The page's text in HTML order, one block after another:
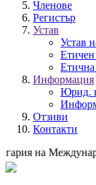
Членове
Регистър
Устав
Устав
Етичен
Информация
Юрид.
Отзиви
Контакти
на